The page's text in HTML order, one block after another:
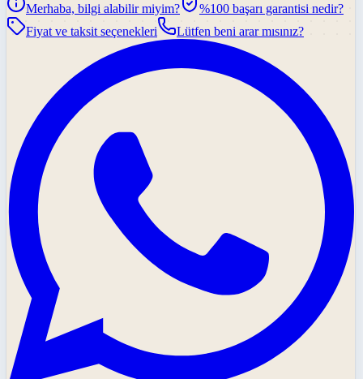
Merhaba, bilgi alabilir miyim?
%100 başarı garantisi nedir?
Fiyat ve taksit seçenekleri
Lütfen beni arar mısınız?